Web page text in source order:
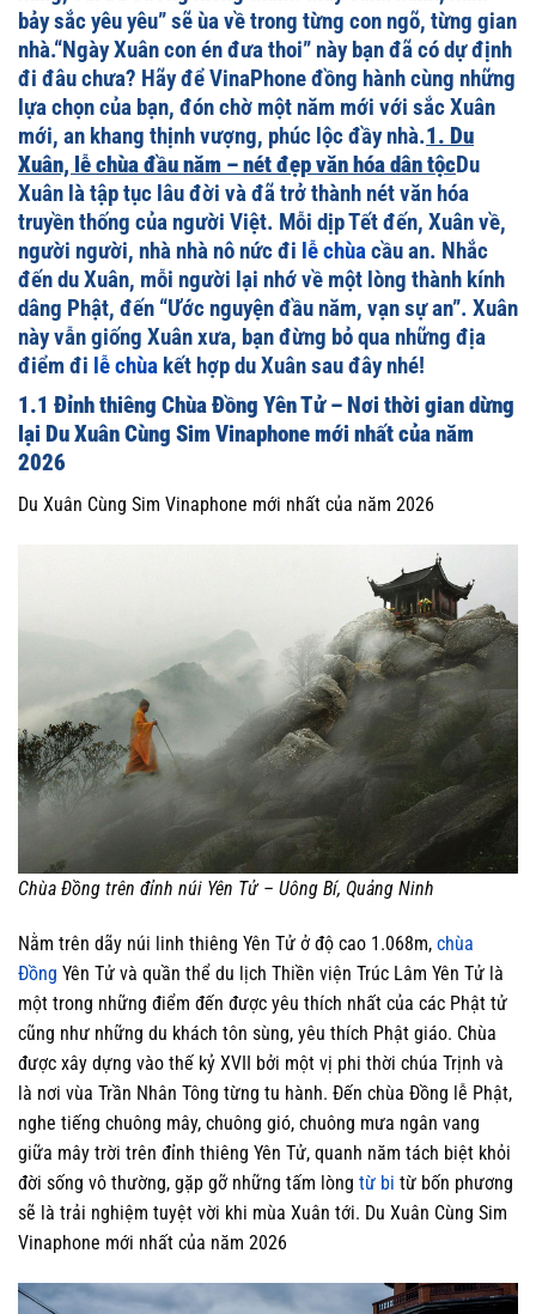
bảy sắc yêu yêu” sẽ ùa về trong từng con ngõ, từng gian
nhà.“Ngày Xuân con én đưa thoi” này bạn đã có dự định
đi đâu chưa? Hãy để VinaPhone đồng hành cùng những
lựa chọn của bạn, đón chờ một năm mới với sắc Xuân
mới, an khang thịnh vượng, phúc lộc đầy nhà.1. Du
Xuân, lễ chùa đầu năm – nét đẹp văn hóa dân tộcDu
Xuân là tập tục lâu đời và đã trở thành nét văn hóa
truyền thống của người Việt. Mỗi dịp Tết đến, Xuân về,
người người, nhà nhà nô nức đi lễ chùa cầu an. Nhắc
đến du Xuân, mỗi người lại nhớ về một lòng thành kính
dâng Phật, đến “Ước nguyện đầu năm, vạn sự an”. Xuân
này vẫn giống Xuân xưa, bạn đừng bỏ qua những địa
điểm đi lễ chùa kết hợp du Xuân sau đây nhé!
1.1 Đỉnh thiêng Chùa Đồng Yên Tử – Nơi thời gian dừng
lại Du Xuân Cùng Sim Vinaphone mới nhất của năm
2026
Du Xuân Cùng Sim Vinaphone mới nhất của năm 2026
Chùa Đồng trên đỉnh núi Yên Tử – Uông Bí, Quảng Ninh
Nằm trên dãy núi linh thiêng Yên Tử ở độ cao 1.068m, chùa
Đồng Yên Tử và quần thể du lịch Thiền viện Trúc Lâm Yên Tử là
một trong những điểm đến được yêu thích nhất của các Phật tử
cũng như những du khách tôn sùng, yêu thích Phật giáo. Chùa
được xây dựng vào thế kỷ XVII bởi một vị phi thời chúa Trịnh và
là nơi vùa Trần Nhân Tông từng tu hành. Đến chùa Đồng lễ Phật,
nghe tiếng chuông mây, chuông gió, chuông mưa ngân vang
giữa mây trời trên đỉnh thiêng Yên Tử, quanh năm tách biệt khỏi
đời sống vô thường, gặp gỡ những tấm lòng từ bi từ bốn phương
sẽ là trải nghiệm tuyệt vời khi mùa Xuân tới. Du Xuân Cùng Sim
Vinaphone mới nhất của năm 2026